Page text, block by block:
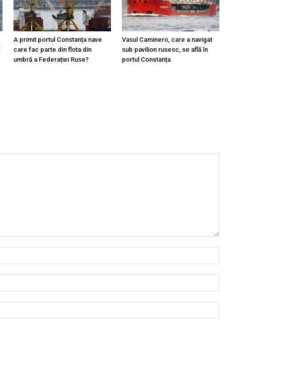
A primit portul Constanța nave
care fac parte din flota din
umbră a Federației Ruse?
Vasul Caminero, care a navigat
sub pavilion rusesc, se află în
portul Constanța